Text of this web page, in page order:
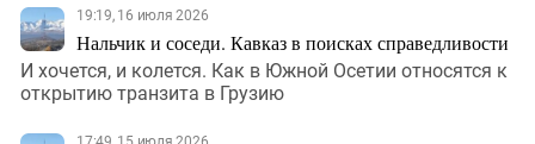
19:19, 16 июля 2026
Нальчик и соседи. Кавказ в поисках справедливости
И хочется, и колется. Как в Южной Осетии относятся к
открытию транзита в Грузию